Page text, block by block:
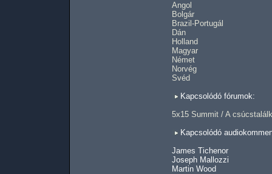
Angol
Bolgár
Brazil-Portugál
Dán
Holland
Magyar
Német
Norvég
Svéd
Kapcsolódó fórumok:
5x15 Summit / A
Kapcsolódó
James Tichenor
Joseph Mallozzi
Martin Wood